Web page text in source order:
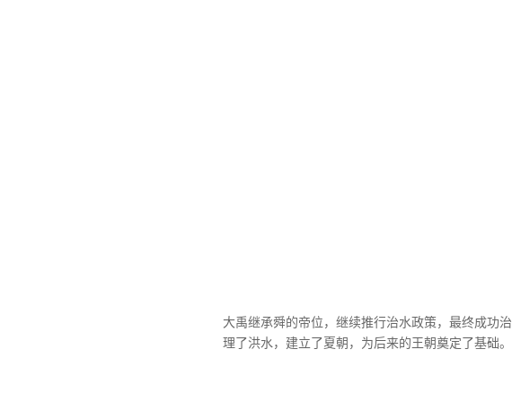
大禹继承舜的帝位，继续推行治水政策，最终成功治
理了洪水，建立了夏朝，为后来的王朝奠定了基础。